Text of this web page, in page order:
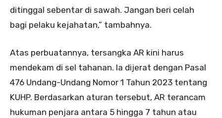
ditinggal sebentar di sawah. Jangan beri celah
bagi pelaku kejahatan,” tambahnya.
Atas perbuatannya, tersangka AR kini harus
mendekam di sel tahanan. Ia dijerat dengan Pasal
476 Undang-Undang Nomor 1 Tahun 2023 tentang
KUHP. Berdasarkan aturan tersebut, AR terancam
hukuman penjara antara 5 hingga 7 tahun atau